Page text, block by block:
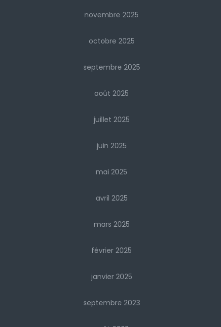
novembre 2025
octobre 2025
septembre 2025
août 2025
juillet 2025
juin 2025
mai 2025
avril 2025
mars 2025
février 2025
janvier 2025
septembre 2023